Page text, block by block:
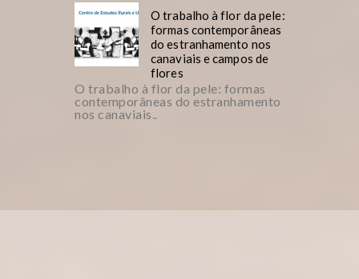
O trabalho à flor da pele:
formas contemporâneas
do estranhamento nos
canaviais e campos de
flores
O trabalho à flor da pele: formas
contemporâneas do estranhamento
nos canaviais..